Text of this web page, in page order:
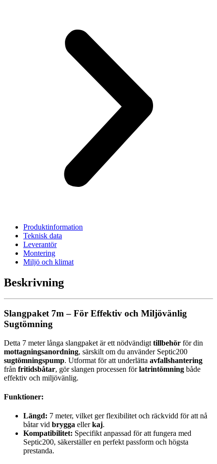
Produktinformation
Teknisk data
Leverantör
Montering
Miljö och klimat
Beskrivning
Slangpaket 7m – För Effektiv och Miljövänlig
Sugtömning
Detta 7 meter långa slangpaket är ett nödvändigt tillbehör för din
mottagningsanordning, särskilt om du använder Septic200
sugtömningspump. Utformat för att underlätta avfallshantering
från fritidsbåtar, gör slangen processen förlatrintömning både
effektiv och miljövänlig.
Funktioner:
Längd: 7 meter, vilket ger flexibilitet och räckvidd för att nå
båtar vid brygga ellerkaj.
Kompatibilitet: Specifikt anpassad för att fungera med
Septic200, säkerställer en perfekt passform och högsta
prestanda.